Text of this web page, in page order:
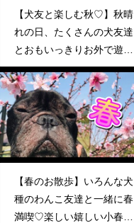
【犬友と楽しむ秋♡】秋晴
れの日、たくさんの犬友達
とおもいっきりお外で遊ぶ
わんこ達。コスモス畑での
お散歩も楽しそう♬
【春のお散歩】いろんな犬
種のわんこ友達と一緒に春
満喫♡楽しい嬉しい小春日